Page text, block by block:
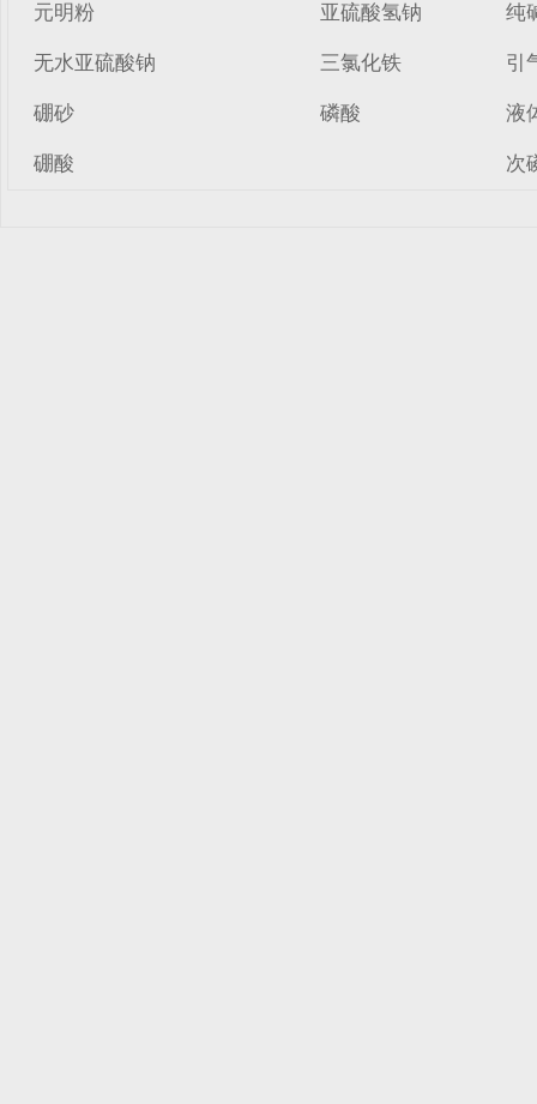
元明粉
无水亚硫酸钠
硼砂
硼酸
亚硫酸氢钠
三氯化铁
磷酸
纯
引
液
次